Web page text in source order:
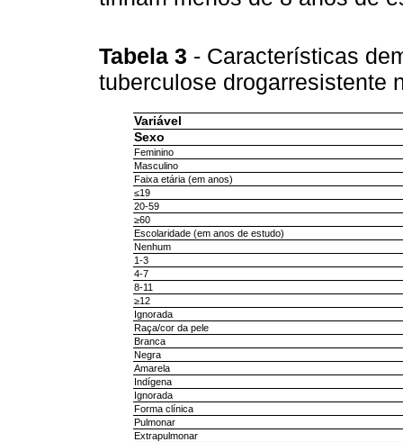
Tabela 3 - Características
tuberculose drogarresistente
Variável
Sexo
Feminino
Masculino
Faixa etária (em anos)
≤19
20-59
≥60
Escolaridade (em anos de estudo)
Nenhum
1-3
4-7
8-11
≥12
Ignorada
Raça/cor da pele
Branca
Negra
Amarela
Indígena
Ignorada
Forma clínica
Pulmonar
Extrapulmonar